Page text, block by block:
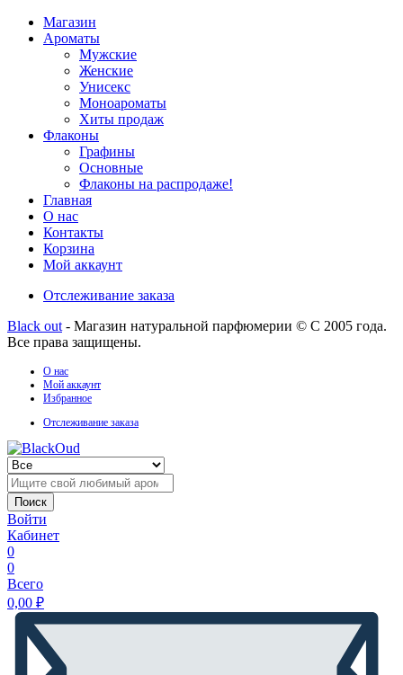
Магазин
Ароматы
Мужские
Женские
Унисекс
Моноароматы
Хиты продаж
Флаконы
Графины
Основные
Флаконы на распродаже!
Главная
О нас
Контакты
Корзина
Мой аккаунт
Отслеживание заказа
Black out - Магазин натуральной парфюмерии © С 2005 года.
Все права защищены.
О нас
Мой аккаунт
Избранное
Отслеживание заказа
Поиск
Войти
Кабинет
0
0
Всего
0,00 ₽